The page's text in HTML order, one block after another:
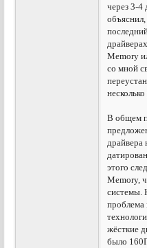
через 3-4
Memory
со мной
В общем
драйвера
этого
Memory,
системы.
проблема
жёсткие
было